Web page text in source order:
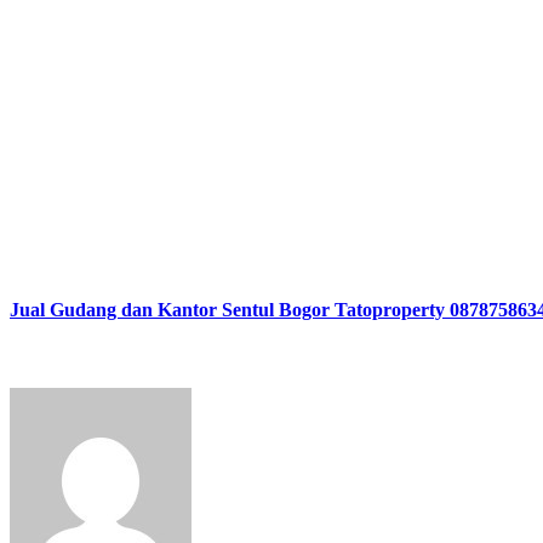
Jual Gudang dan Kantor Sentul Bogor Tatoproperty